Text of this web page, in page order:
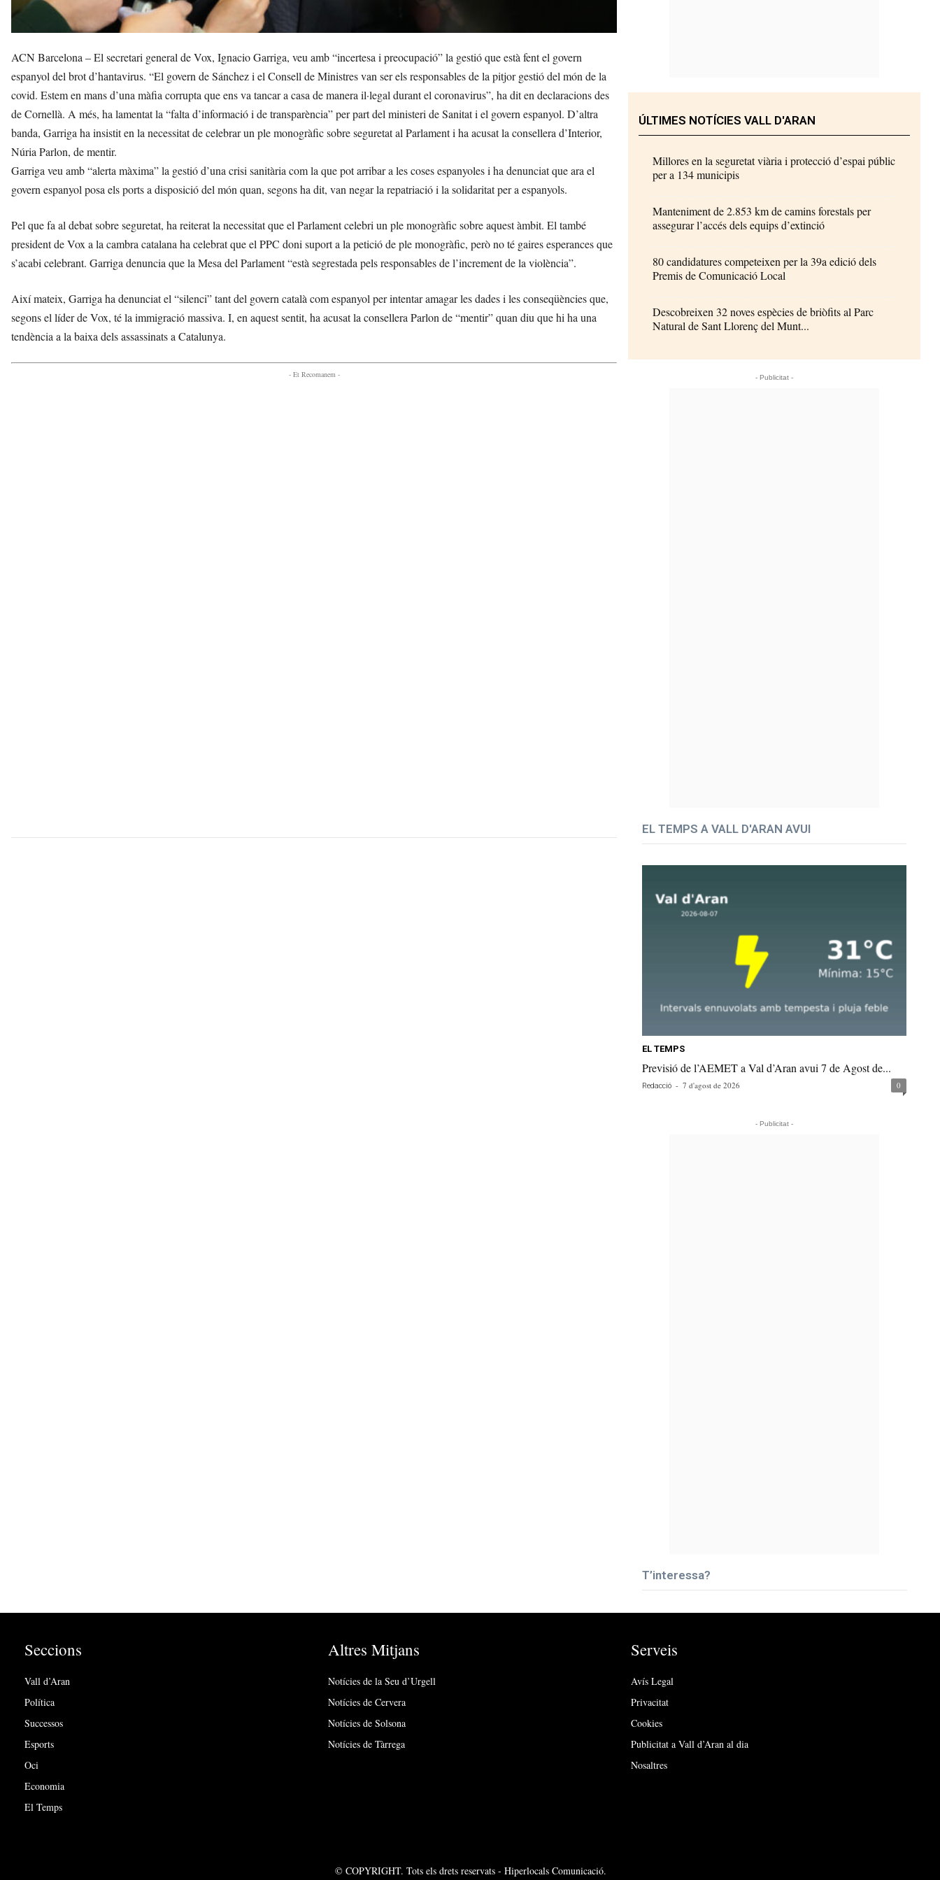
ACN Barcelona – El secretari general de Vox, Ignacio Garriga, veu amb “incertesa i preocupació” la gestió que està fent el govern
espanyol del brot d’hantavirus. “El govern de Sánchez i el Consell de Ministres van ser els responsables de la pitjor gestió del món de la
covid. Estem en mans d’una màfia corrupta que ens va tancar a casa de manera il·legal durant el coronavirus”, ha dit en declaracions des
de Cornellà. A més, ha lamentat la “falta d’informació i de transparència” per part del ministeri de Sanitat i el govern espanyol. D’altra
banda, Garriga ha insistit en la necessitat de celebrar un ple monogràfic sobre seguretat al Parlament i ha acusat la consellera d’Interior,
Núria Parlon, de mentir.
Garriga veu amb “alerta màxima” la gestió d’una crisi sanitària com la que pot arribar a les coses espanyoles i ha denunciat que ara el
govern espanyol posa els ports a disposició del món quan, segons ha dit, van negar la repatriació i la solidaritat per a espanyols.
Pel que fa al debat sobre seguretat, ha reiterat la necessitat que el Parlament celebri un ple monogràfic sobre aquest àmbit. El també
president de Vox a la cambra catalana ha celebrat que el PPC doni suport a la petició de ple monogràfic, però no té gaires esperances que
s’acabi celebrant. Garriga denuncia que la Mesa del Parlament “està segrestada pels responsables de l’increment de la violència”.
Així mateix, Garriga ha denunciat el “silenci” tant del govern català com espanyol per intentar amagar les dades i les conseqüències que,
segons el líder de Vox, té la immigració massiva. I, en aquest sentit, ha acusat la consellera Parlon de “mentir” quan diu que hi ha una
tendència a la baixa dels assassinats a Catalunya.
- Et Recomanem -
ÚLTIMES NOTÍCIES VALL D'ARAN
Millores en la seguretat viària i protecció d’espai públic
per a 134 municipis
Manteniment de 2.853 km de camins forestals per
assegurar l’accés dels equips d’extinció
80 candidatures competeixen per la 39a edició dels
Premis de Comunicació Local
Descobreixen 32 noves espècies de briòfits al Parc
Natural de Sant Llorenç del Munt...
- Publicitat -
EL TEMPS A VALL D'ARAN AVUI
EL TEMPS
Previsió de l’AEMET a Val d’Aran avui 7 de Agost de...
Redacció - 7 d'agost de 2026 0
- Publicitat -
T’interessa?
Seccions
Vall d’Aran
Política
Successos
Esports
Oci
Economia
El Temps
Altres Mitjans
Notícies de la Seu d’Urgell
Notícies de Cervera
Notícies de Solsona
Notícies de Tàrrega
Serveis
Avís Legal
Privacitat
Cookies
Publicitat a Vall d’Aran al dia
Nosaltres
© COPYRIGHT. Tots els drets reservats - Hiperlocals Comunicació.